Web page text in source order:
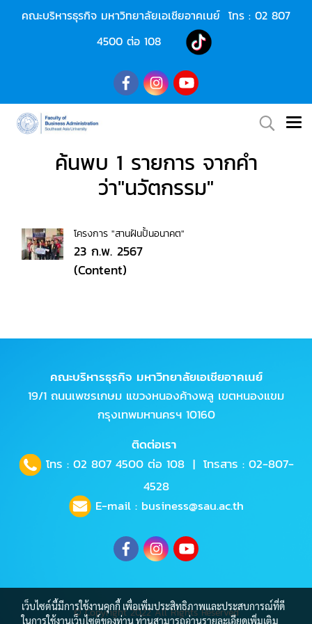
คณะบริหารธุรกิจ มหาวิทยาลัยเอเชียอาคเนย์ โทร : 02 807
4500ต่อ 108
ค้นพบ 1 รายการ จากคำ
ว่า"นวัตกรรม"
โครงการ "สานฝันปั้นอนาคต"
23 ก.พ. 2567
(Content)
คณะบริหารธุรกิจ มหาวิทยาลัยเอเชียอาคเนย์
19/1 ถนนเพชรเกษม แขวงหนองค้างพลู เขตหนองแขม
กรุงเทพมหานครฯ 10160
ติดต่อเรา
โทร : 02 807 4500ต่อ 108 | โทรสาร : 02-807-
4528
E-mail : business@sau.ac.th
© Copyright 2022 All Rights Reserved
เว็บไซต์นี้มีการใช้งานคุกกี้ เพื่อเพิ่มประสิทธิภาพและประสบการณ์ที่ดี
ในการใช้งานเว็บไซต์ของท่าน ท่านสามารถอ่านรายละเอียดเพิ่มเติม